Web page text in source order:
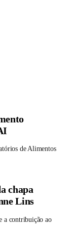
de Alimentos
chapa
Lins
a contribuição ao